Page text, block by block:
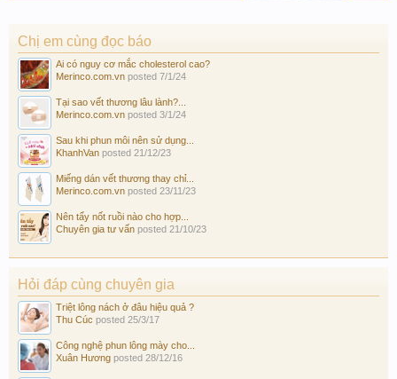
Chị em cùng đọc báo
Ai có nguy cơ mắc cholesterol cao?
Merinco.com.vn posted 7/1/24
Tại sao vết thương lâu lành?...
Merinco.com.vn posted 3/1/24
Sau khi phun môi nên sử dụng...
KhanhVan posted 21/12/23
Miếng dán vết thương thay chỉ...
Merinco.com.vn posted 23/11/23
Nên tẩy nốt ruồi nào cho hợp...
Chuyên gia tư vấn posted 21/10/23
Hỏi đáp cùng chuyên gia
Triệt lông nách ở đâu hiệu quả ?
Thu Cúc posted 25/3/17
Công nghệ phun lông mày cho...
Xuân Hương posted 28/12/16